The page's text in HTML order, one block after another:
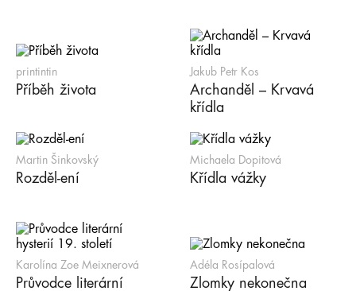
printintin
Příběh života
Jakub Petr Kos
Archanděl – Krvavá
křídla
Martin Šinkovský
Rozděl-ení
Michaela Dopitová
Křídla vážky
Karolína Zoe Meixnerová
Průvodce literární
Adéla Rosípalová
Zlomky nekonečna